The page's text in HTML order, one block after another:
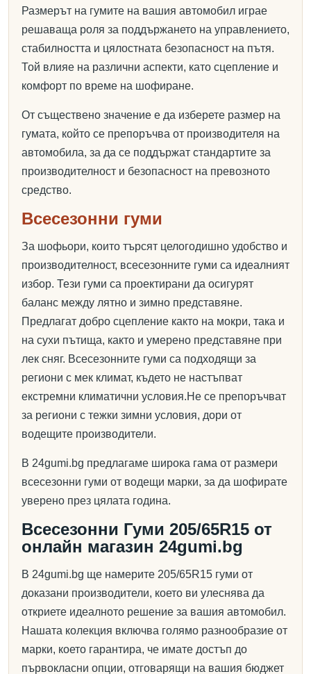
Размерът на гумите на вашия автомобил играе
решаваща роля за поддържането на управлението,
стабилността и цялостната безопасност на пътя.
Той влияе на различни аспекти, като сцепление и
комфорт по време на шофиране.
От съществено значение е да изберете размер на
гумата, който се препоръчва от производителя на
автомобила, за да се поддържат стандартите за
производителност и безопасност на превозното
средство.
Всесезонни гуми
За шофьори, които търсят целогодишно удобство и
производителност, всесезонните гуми са идеалният
избор. Тези гуми са проектирани да осигурят
баланс между лятно и зимно представяне.
Предлагат добро сцепление както на мокри, така и
на сухи пътища, както и умерено представяне при
лек сняг. Всесезонните гуми са подходящи за
региони с мек климат, където не настъпват
екстремни климатични условия.Не се препоръчват
за региони с тежки зимни условия, дори от
водещите производители.
В 24gumi.bg предлагаме широка гама от размери
всесезонни гуми от водещи марки, за да шофирате
уверено през цялата година.
Всесезонни Гуми 205/65R15 от
онлайн магазин 24gumi.bg
В 24gumi.bg ще намерите 205/65R15 гуми от
доказани производители, което ви улеснява да
откриете идеалното решение за вашия автомобил.
Нашата колекция включва голямо разнообразие от
марки, което гарантира, че имате достъп до
първокласни опции, отговарящи на вашия бюджет